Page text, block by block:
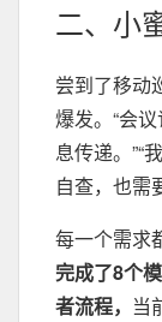
二、小
尝到了移动
爆发。“会
息传递。”“
自查，也需
每一个需求
完成了8个
者流程， 当